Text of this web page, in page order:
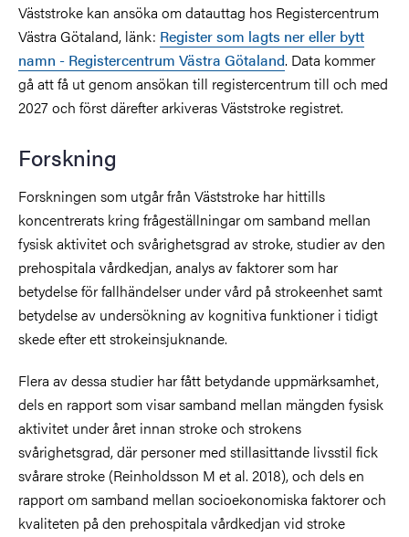
Väststroke kan ansöka om datauttag hos Registercentrum
Västra Götaland, länk: Register som lagts ner eller bytt
namn - Registercentrum Västra Götaland. Data kommer
gå att få ut genom ansökan till registercentrum till och med
2027 och först därefter arkiveras Väststroke registret.
Forskning
Forskningen som utgår från Väststroke har hittills
koncentrerats kring frågeställningar om samband mellan
fysisk aktivitet och svårighetsgrad av stroke, studier av den
prehospitala vårdkedjan, analys av faktorer som har
betydelse för fallhändelser under vård på strokeenhet samt
betydelse av undersökning av kognitiva funktioner i tidigt
skede efter ett strokeinsjuknande.
Flera av dessa studier har fått betydande uppmärksamhet,
dels en rapport som visar samband mellan mängden fysisk
aktivitet under året innan stroke och strokens
svårighetsgrad, där personer med stillasittande livsstil fick
svårare stroke (Reinholdsson M et al. 2018), och dels en
rapport om samband mellan socioekonomiska faktorer och
kvaliteten på den prehospitala vårdkedjan vid stroke